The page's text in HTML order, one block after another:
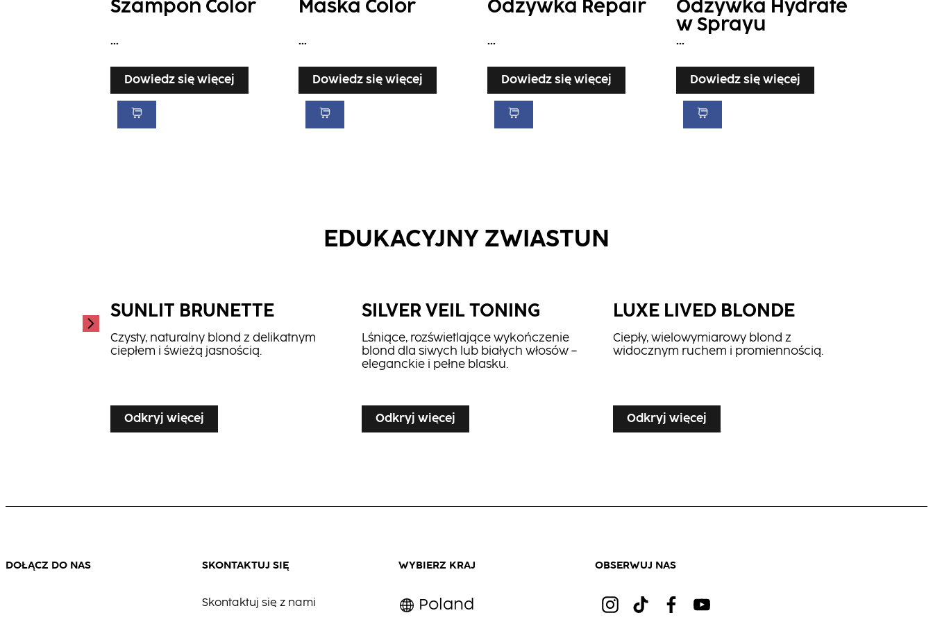
Szampon Color
...
Dowiedz się więcej
Maska Color
...
Dowiedz się więcej
Odżywka Repair
...
Dowiedz się więcej
Odżywka Hydrate
w Sprayu
...
Dowiedz się więcej
EDUKACYJNY ZWIASTUN
SUNLIT BRUNETTE
Czysty, naturalny blond z delikatnym
ciepłem i świeżą jasnością.
...
Odkryj więcej
SILVER VEIL TONING
Lśniące, rozświetlające wykończenie
blond dla siwych lub białych włosów –
eleganckie i pełne blasku.
...
Odkryj więcej
LUXE LIVED BLONDE
Ciepły, wielowymiarowy blond z
widocznym ruchem i promiennością.
...
Odkryj więcej
DOŁĄCZ DO NAS SKONTAKTUJ SIĘ
Skontaktuj się z nami
WYBIERZ KRAJ
Poland
OBSERWUJ NAS